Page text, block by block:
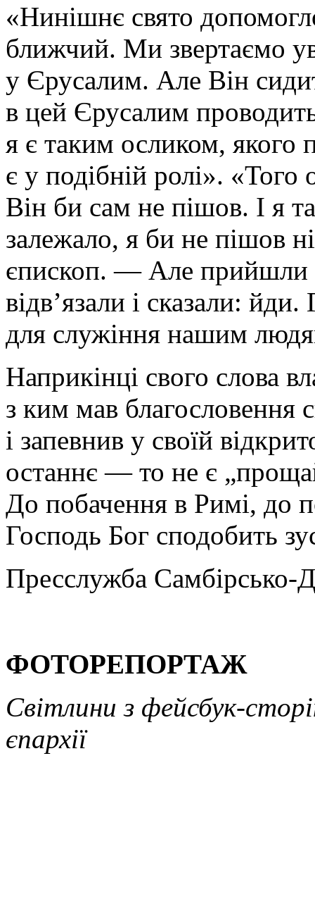
«Нинішнє свято
ближчий. Ми звертаємо
у Єрусалим. Але Він
в цей Єрусалим
я є таким осликом, якого
є у подібній ролі». «Того
Він би сам не пішов. І я
залежало, я би не пішов
єпископ. — Але прийшли
відв’язали і сказали: йди.
для служіння нашим
Наприкінці свого слова
з ким мав благословення
і запевнив у своїй
останнє — то не є
До побачення в Римі, до
Господь Бог сподобить
Пресслужба Самбірсько-
ФОТОРЕПОРТАЖ
Світлини з фейсбук-
єпархії